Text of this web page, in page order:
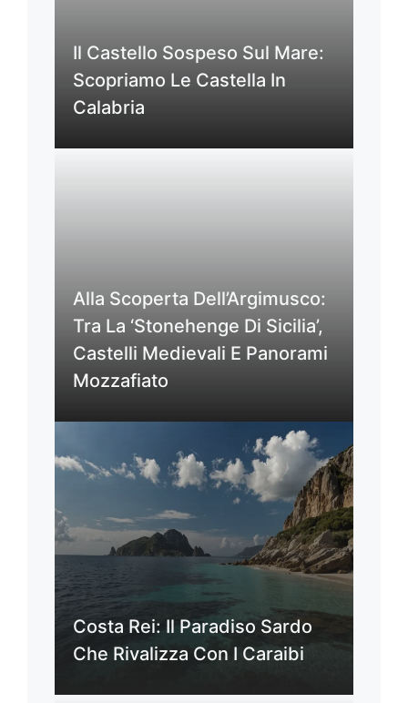
Il Castello Sospeso Sul Mare:
Scopriamo Le Castella In
Calabria
Alla Scoperta Dell’Argimusco:
Tra La ‘Stonehenge Di Sicilia’,
Castelli Medievali E Panorami
Mozzafiato
Costa Rei: Il Paradiso Sardo
Che Rivalizza Con I Caraibi